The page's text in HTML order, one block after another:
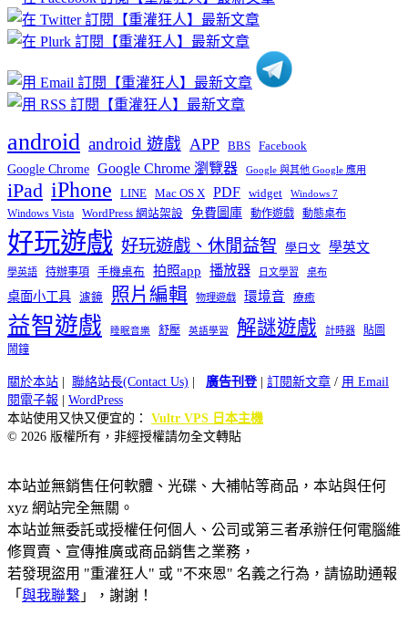
分
類
android android 遊戲 APP BBS Facebook
Google Chrome Google Chrome 瀏覽器 Google 與其他 Google 應用
iPad iPhone LINE Mac OS X PDF widget Windows 7
Windows Vista WordPress 網站架設 免費圖庫 動作遊戲 動態桌布
好玩遊戲 好玩遊戲、休閒益智 學日文 學英文
學英語 待辦事項 手機桌布 拍照app 播放器 日文學習 桌布
桌面小工具 濾鏡 照片編輯 物理遊戲 環境音 療癒
益智遊戲 睡眠音樂 舒壓 英語學習 解謎遊戲 計時器
貼圖
鬧鐘
關於本站 聯絡站長(Contact Us) 廣告刊登| 訂閱新文章 / 用 Email
閱電子報
WordPress
本站使用又快又便宜的： Vultr VPS 日本主機
© 2026 版權所有，非經授權請勿全文轉貼
本站並無銷售任何軟體、光碟、大補帖等商品，本站與任何
xyz 網站完全無關。
本站並無委託或授權任何個人、公司或第三者承辦任何電腦維
修買賣、宣傳推廣或商品銷售之業務，
若發現盜用 "重灌狂人" 或 "不來恩" 名義之行為，請協助通報
「 與我聯繫 」，謝謝！